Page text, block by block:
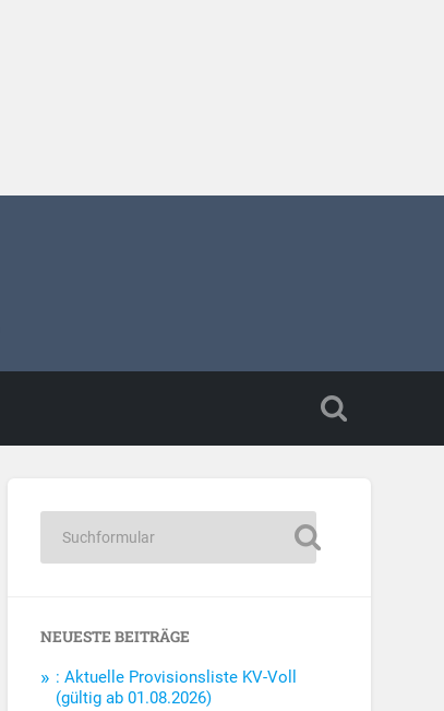
NEUESTE BEITRÄGE
: Aktuelle Provisionsliste KV-Voll
(gültig ab 01.08.2026)